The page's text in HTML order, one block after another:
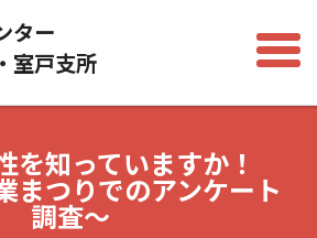
ター
室戸支所
を知っていますか！
まつりでのアンケート
調査～